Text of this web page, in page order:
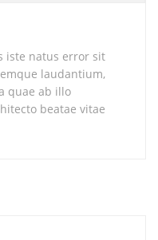
iste natus error sit
laudantium,
quae ab illo
beatae vitae